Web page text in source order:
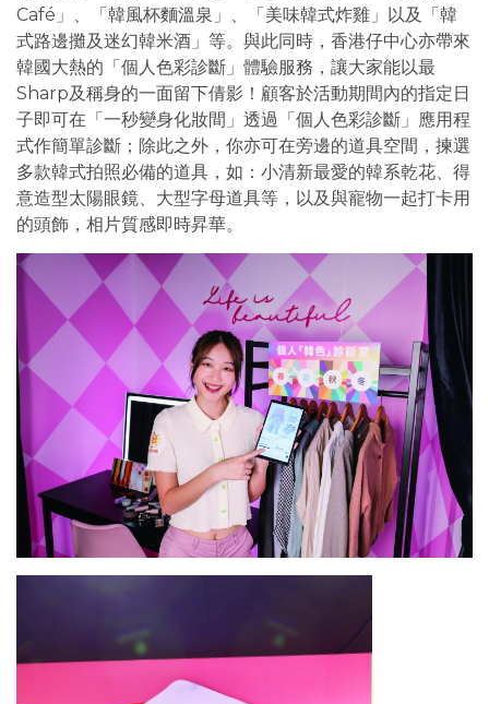
Café」、「韓風杯麵溫泉」、「美味韓式炸雞」以及「韓
式路邊攤及迷幻韓米酒」等。與此同時，香港仔中心亦帶來
韓國大熱的「個人色彩診斷」體驗服務，讓大家能以最
Sharp及稱身的一面留下倩影！顧客於活動期間內的指定日
子即可在「一秒變身化妝間」透過「個人色彩診斷」應用程
式作簡單診斷；除此之外，你亦可在旁邊的道具空間，揀選
多款韓式拍照必備的道具，如：小清新最愛的韓系乾花、得
意造型太陽眼鏡、大型字母道具等，以及與寵物一起打卡用
的頭飾，相片質感即時昇華。